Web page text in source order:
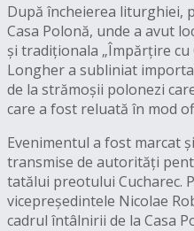
După încheierea liturghiei,
Casa Polonă, unde a avut
și tradiționala „Împărțire cu
Longher a subliniat
de la strămoșii polonezi
care a fost reluată în mod
Evenimentul a fost marcat
transmise de autorități
tatălui preotului Cucharec.
vicepreședintele Nicolae
cadrul întâlnirii de la Casa